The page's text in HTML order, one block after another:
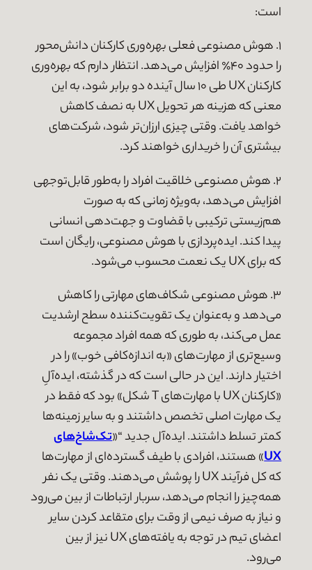
است:
۱. هوش مصنوعی فعلی بهره‌وری کارکنان دانش‌محور
را حدود ۴۰٪ افزایش می‌دهد. انتظار دارم که بهره‌وری
کارکنان UX طی ۱۰ سال آینده دو برابر شود، به این
معنی که هزینه هر تحویل UX به نصف کاهش
خواهد یافت. وقتی چیزی ارزان‌تر شود، شرکت‌های
بیشتری آن را خریداری خواهند کرد.
۲. هوش مصنوعی خلاقیت افراد را به‌طور قابل‌توجهی
افزایش می‌دهد، به‌ویژه زمانی که به صورت
هم‌زیستی ترکیبی با قضاوت و جهت‌دهی انسانی
پیدا کند. ایده‌پردازی با هوش مصنوعی، رایگان است
که برای UX یک نعمت محسوب می‌شود.
۳. هوش مصنوعی شکاف‌های مهارتی را کاهش
می‌دهد و به‌عنوان یک تقویت‌کننده سطح ارشدیت
عمل می‌کند، به طوری که همه افراد مجموعه
وسیع‌تری از مهارت‌های «به اندازه‌کافی خوب» را در
اختیار دارند. این در حالی است که در گذشته، ایده‌آلِ
«کارکنان UX با مهارت‌های T شکل» بود که فقط در
یک مهارت اصلی تخصص داشتند و به سایر زمینه‌ها
کمتر تسلط داشتند. ایده‌آل جدید “«تک‌شاخ‌های
UX» هستند، افرادی با طیف گسترده‌ای از مهارت‌ها
که کل فرآیند UX را پوشش می‌دهند. وقتی یک نفر
همه‌چیز را انجام می‌دهد، سربار ارتباطات از بین می‌رود
و نیاز به صرف نیمی از وقت برای متقاعد کردن سایر
اعضای تیم در توجه به یافته‌های UX نیز از بین
می‌رود.